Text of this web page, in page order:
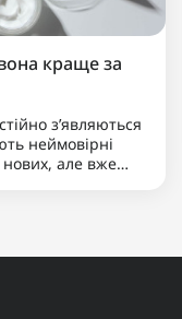
краще за
з’являються
неймовірні
нових, але вже